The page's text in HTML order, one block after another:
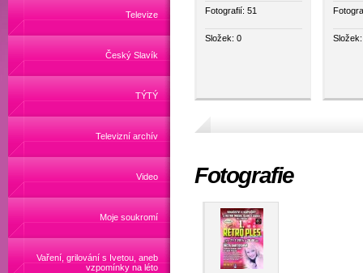
Televize
Český Slavík
TÝTÝ
Televizní archív
Video
Moje soukromí
Vaření, grilování s Ivetou, aneb
vzpomínky na léto
Fotografií: 51
Složek: 0
Fotografie